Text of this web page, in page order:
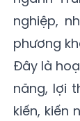
nghiệp,
phương
Đây là
năng, lợi
kiến, kiến